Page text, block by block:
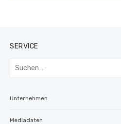
SERVICE
Suchen
Unternehmen
Mediadaten